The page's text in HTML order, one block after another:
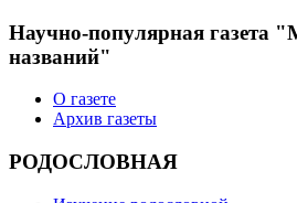
Научно-популярная газета
названий"
О газете
Архив газеты
РОДОСЛОВНАЯ